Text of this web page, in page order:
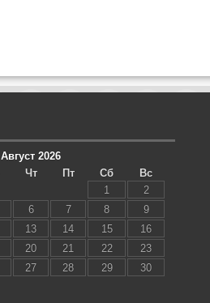
Август 2026
Чт Пт Сб
Вс
1
2
6 7 8
9
13 14 15
16
20 21 22
23
27 28 29
30